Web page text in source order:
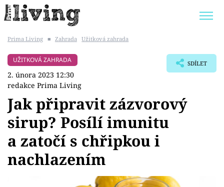
BYDLENÍ SLAVNÝCH
Témata
Bydlení
Prima Living ■ Zahrada Užitková zahrada
UŽITKOVÁ ZAHRADA
2. února 2023 12:30
redakce Prima Living
SDÍLET
Jak připravit zázvorový
sirup? Posílí imunitu
a zatočí s chřipkou i
nachlazením